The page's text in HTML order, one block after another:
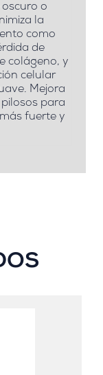
oscuro o
la
como
de
colágeno, y
celular
Mejora
para
fuerte y